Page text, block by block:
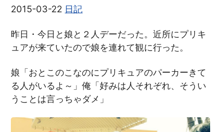
2015-03-22 日記
昨日・今日と娘と２人デーだった。近所にプリキ
ュアが来ていたので娘を連れて観に行った。
娘「おとこのこなのにプリキュアのパーカーきて
る人がいるよ～」俺「好みは人それぞれ、そうい
うことは言っちゃダメ」